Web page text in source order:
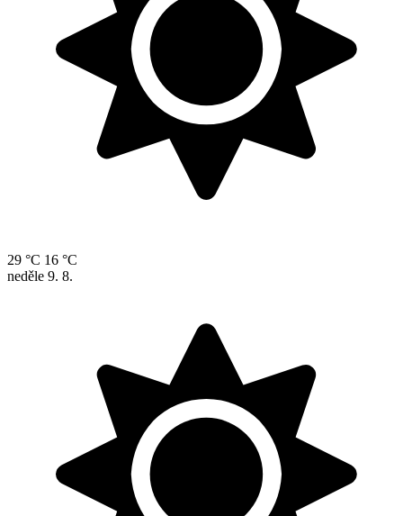
29 °C 16 °C
neděle 9. 8.